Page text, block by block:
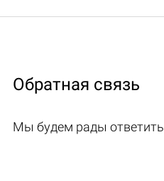
Обратная связь
Мы будем рады